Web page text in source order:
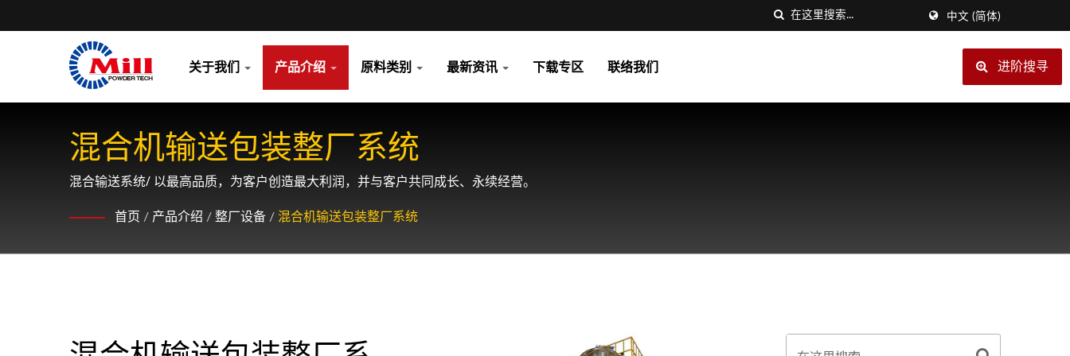
中文 (简体)
关于我们 产品介绍 原料类别 最新资讯 下载专区 联络我们 进阶搜寻
混合机输送包装整厂系统
混合输送系统/ 以最高品质，为客户创造最大利润，并与客户共同成长、永续经营。
首页 / 产品介绍 / 整厂设备 / 混合机输送包装整厂系统